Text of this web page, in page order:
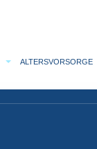
ALTERSVORSORGE